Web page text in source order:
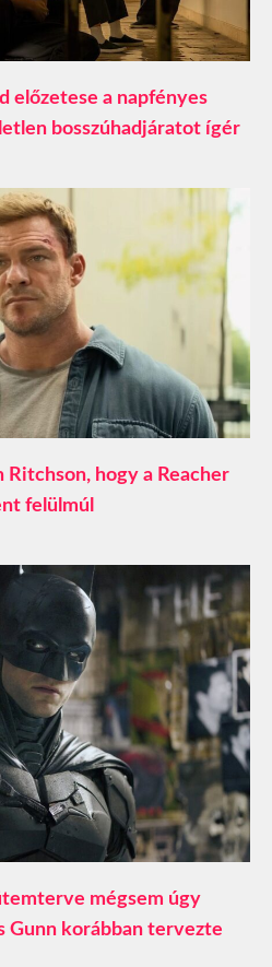
előzetese a napfényes
bosszúhadjáratot ígér
hogy a Reacher
felülmúl
mégsem úgy
Gunn korábban tervezte